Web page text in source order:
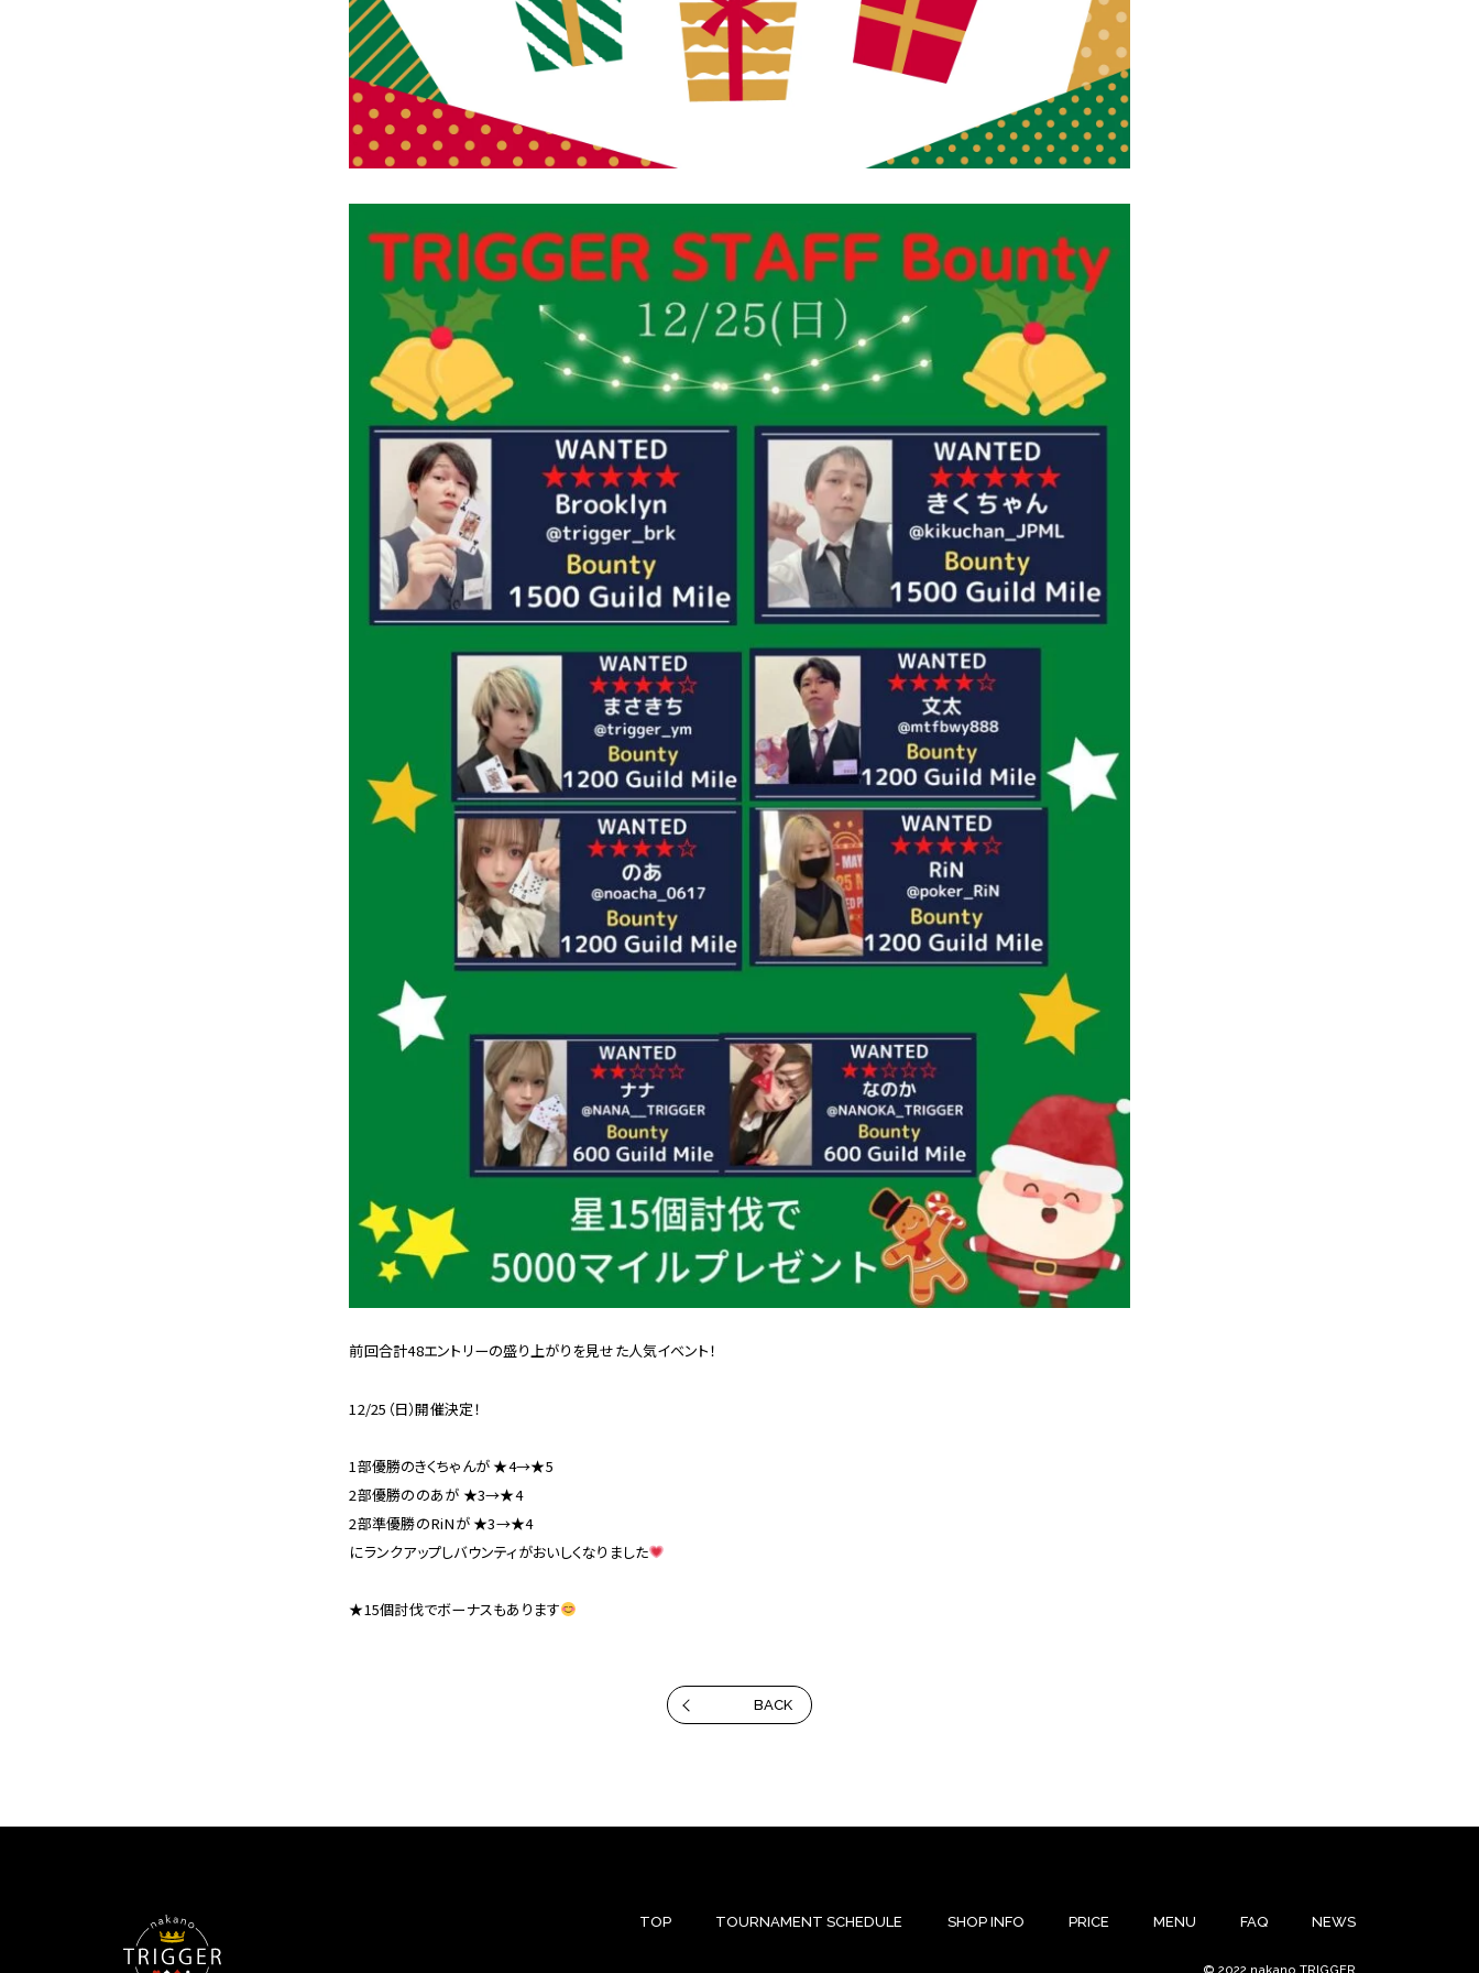
前回合計48エントリーの盛り上がりを見せた人気イベント！
12/25（日）開催決定！
1部優勝のきくちゃんが ★4→★5
2部優勝ののあが ★3→★4
2部準優勝のRiNが ★3→★4
にランクアップしバウンティがおいしくなりました
★15個討伐でボーナスもあります
BACK
TOP TOURNAMENT SCHEDULE SHOP INFO PRICE MENU FAQ NEWS